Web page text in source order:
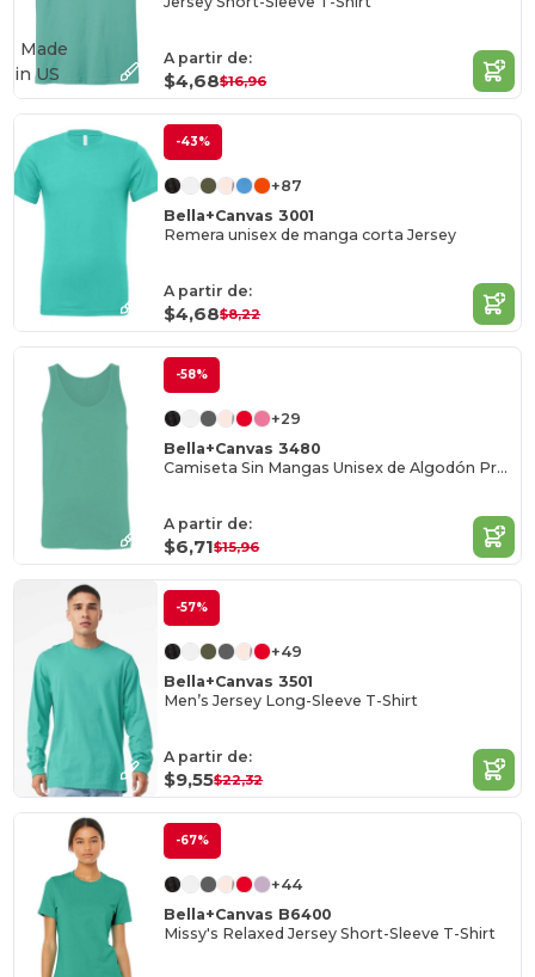
A partir de:
$4,68$16,96
Made
in US
-43%
+87
Bella+Canvas 3001
Remera unisex de manga corta Jersey
A partir de:
$4,68$8,22
-58%
+29
Bella+Canvas 3480
Camiseta Sin Mangas Unisex de Algodón Premium
A partir de:
$6,71$15,96
-57%
+49
Bella+Canvas 3501
Men’s Jersey Long-Sleeve T-Shirt
A partir de:
$9,55$22,32
-67%
+44
Bella+Canvas B6400
Missy's Relaxed Jersey Short-Sleeve T-Shirt